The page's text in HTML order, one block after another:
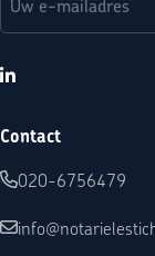
LinkedIn
Contact
020-6756479